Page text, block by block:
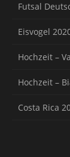
Futsal
Eisvogel
Hochzeit –
Hochzeit –
Costa Rica